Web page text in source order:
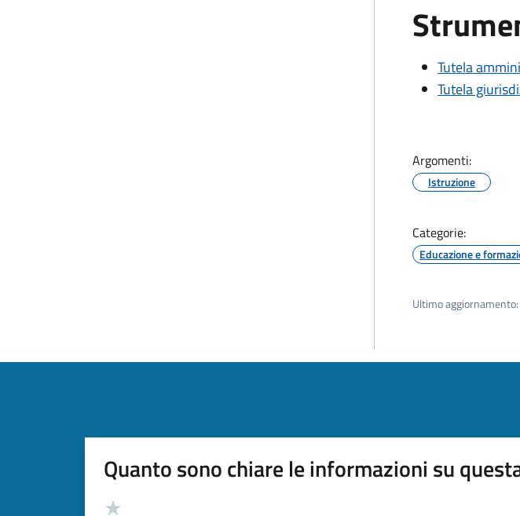
Tutela
Tutela
Argomenti:
Istruzione
Categorie:
Educazione e
Ultimo aggiornamento:
Quanto sono chiare le informazioni su
Valutazione